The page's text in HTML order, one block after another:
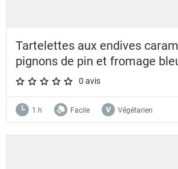
Tartelettes aux endives
pignons de pin et fromage
A star rating of 0 out of 5.
0 avis
1 h Facile Végétarien